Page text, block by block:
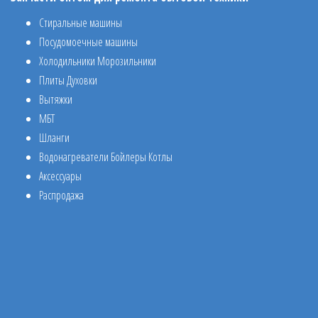
Стиральные машины
Посудомоечные машины
Холодильники Морозильники
Плиты Духовки
Вытяжки
МБТ
Шланги
Водонагреватели Бойлеры Котлы
Аксессуары
Распродажа